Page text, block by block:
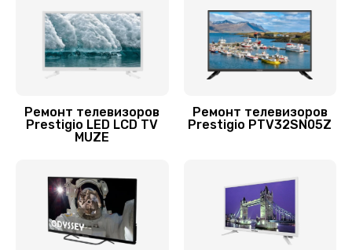
Ремонт блока управления
Заказать
Ремонт телевизоров
Prestigio LED LCD TV
MUZE
Ремонт телевизоров
Prestigio PTV32SN05Z